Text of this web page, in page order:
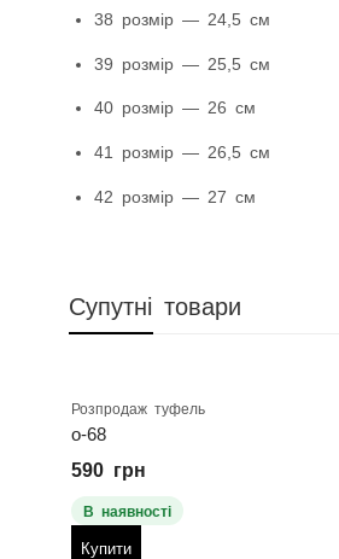
38 розмір — 24,5 см
39 розмір — 25,5 см
40 розмір — 26 см
41 розмір — 26,5 см
42 розмір — 27 см
Супутні товари
Розпродаж туфель
о-68
590 грн
В наявності
Купити